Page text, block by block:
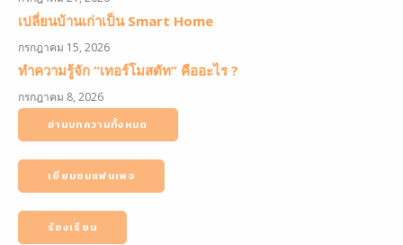
เปลี่ยนบ้านเก่าเป็น Smart Home
กรกฎาคม 15, 2026
ทำความรู้จัก “เทอร์โมสตัท” คืออะไร ?
กรกฎาคม 8, 2026
อ่านบทความทั้งหมด
เยี่ยมชมแฟนเพจ
ร้องเรียน